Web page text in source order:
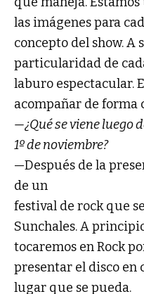
las imágenes para
concepto del show. A
particularidad de
laburo espectacular.
acompañar de forma
—¿Qué se viene luego
1º de noviembre?
—Después de la
de un
festival de rock que
Sunchales. A
tocaremos en Rock
presentar el disco en
lugar que se pueda.